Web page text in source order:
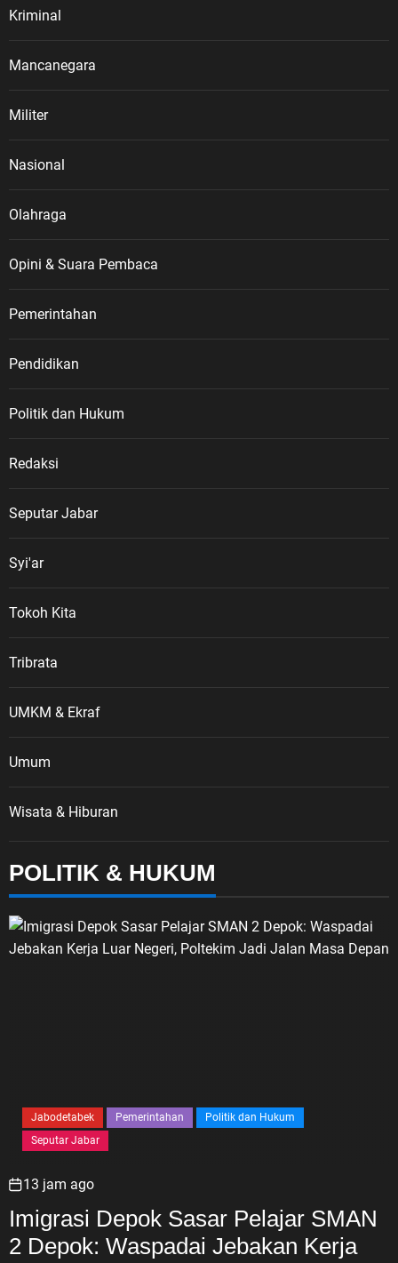
Kriminal
Mancanegara
Militer
Nasional
Olahraga
Opini & Suara Pembaca
Pemerintahan
Pendidikan
Politik dan Hukum
Redaksi
Seputar Jabar
Syi'ar
Tokoh Kita
Tribrata
UMKM & Ekraf
Umum
Wisata & Hiburan
POLITIK & HUKUM
Jabodetabek Pemerintahan
Politik dan Hukum
Seputar Jabar
13 jam ago
Imigrasi Depok Sasar Pelajar SMAN
2 Depok: Waspadai Jebakan Kerja